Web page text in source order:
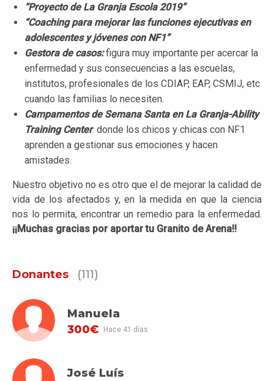
“Proyecto de La Granja Escola 2019”
“Coaching para mejorar las funciones ejecutivas en
adolescentes y jóvenes con NF1”
Gestora de casos:figura muy importante per acercar la
enfermedad y sus consecuencias a las escuelas,
institutos, profesionales de los CDIAP, EAP, CSMIJ, etc
cuando las familias lo necesiten.
Campamentos de Semana Santa en La Granja-Ability
Training Center: donde los chicos y chicas con NF1
aprenden a gestionar sus emociones y hacen
amistades.
Nuestro objetivo no es otro que el de mejorar la calidad de
vida de los afectados y, en la medida en que la ciencia
nos lo permita, encontrar un remedio para la enfermedad.
¡¡Muchas gracias por aportar tu Granito de Arena!!
Donantes (111)
Manuela
300€
Hace 41 días
José Luís